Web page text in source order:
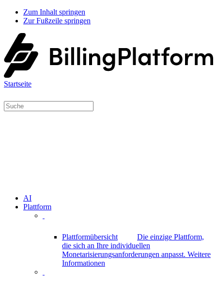
Zum Inhalt springen
Zur Fußzeile springen
Startseite
AI
Plattform
Plattformübersicht
Die einzige Plattform,
die sich an Ihre individuellen
Monetarisierungsanforderungen anpasst. Weitere
Informationen